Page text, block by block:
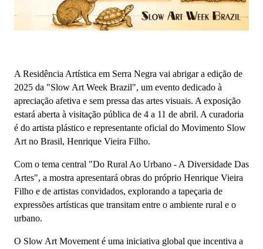
A Residência Artística em Serra Negra vai abrigar a edição de
2025 da "Slow Art Week Brazil", um evento dedicado à
apreciação afetiva e sem pressa das artes visuais. A exposição
estará aberta à visitação pública de 4 a 11 de abril. A curadoria
é do artista plástico e representante oficial do Movimento Slow
Art no Brasil, Henrique Vieira Filho.
Com o tema central "Do Rural Ao Urbano - A Diversidade Das
Artes", a mostra apresentará obras do próprio Henrique Vieira
Filho e de artistas convidados, explorando a tapeçaria de
expressões artísticas que transitam entre o ambiente rural e o
urbano.
O Slow Art Movement é uma iniciativa global que incentiva a